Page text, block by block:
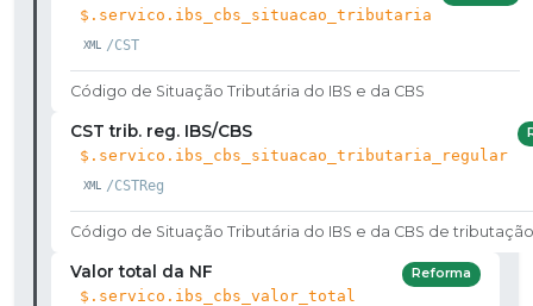
$.servico.ibs_cbs_situacao_tributaria
/CST
Código de Situação Tributária do IBS e da CBS
CST trib. reg. IBS/CBS
$.servico.ibs_cbs_situacao_tributaria_regular
/CSTReg
Código de Situação Tributária do IBS e da CBS de
Valor total da NF
$.servico.ibs_cbs_valor_total
Reforma